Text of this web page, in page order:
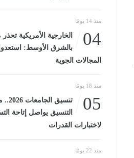
منذ 14 يومًا
04
الخارجية الأمريكية تحذر
بالشرق الأوسط:
المجالات الجوية
منذ 18 يومًا
05
تنسيق
التنسيق يواصل إتاحة
لاختبارات القدرات
منذ 22 يومًا